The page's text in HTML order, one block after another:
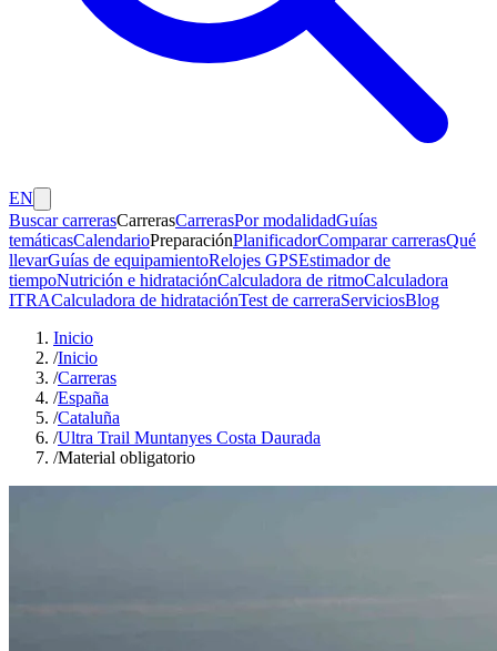
EN
Buscar carrerasCarrerasCarrerasPor modalidadGuías
temáticasCalendarioPreparaciónPlanificadorComparar carrerasQué
llevarGuías de equipamientoRelojes GPSEstimador de
tiempoNutrición e hidrataciónCalculadora de ritmoCalculadora
ITRACalculadora de hidrataciónTest de carreraServiciosBlog
Inicio
/Inicio
/Carreras
/España
/Cataluña
/Ultra Trail Muntanyes Costa Daurada
/Material obligatorio